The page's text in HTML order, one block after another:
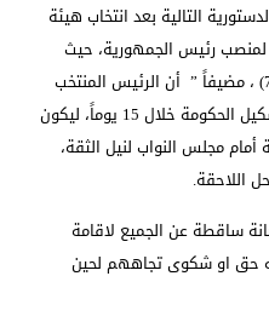
التالية بعد انتخاب هيئة
لمنصب رئيس الجمهورية، حيث
يُنتخب بأغلبية الثلثين وفق المادة (70) ، مضيفاً ” أن الرئيس المنتخب
يكلّف مرشح الكتلة النيابية الأكبر بتشكيل الحكومة خلال 15 يوماً، ليكون
أمام مجلس النواب لنيل الثقة،
اللاحقة.
ساقطة عن الجميع لاقامة
حق او شكوى تجاههم لحين